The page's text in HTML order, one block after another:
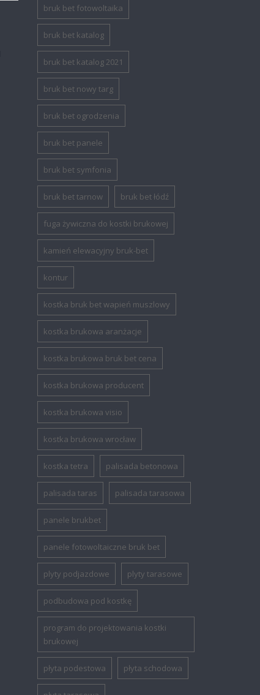
bruk bet fotowoltaika
bruk bet katalog
bruk bet katalog 2021
bruk bet nowy targ
bruk bet ogrodzenia
bruk bet panele
bruk bet symfonia
bruk bet tarnow bruk bet łódź
fuga żywiczna do kostki brukowej
kamień elewacyjny bruk-bet
kontur
kostka bruk bet wapień muszlowy
kostka brukowa aranżacje
kostka brukowa bruk bet cena
kostka brukowa producent
kostka brukowa visio
kostka brukowa wrocław
kostka tetra palisada betonowa
palisada taras palisada tarasowa
panele brukbet
panele fotowoltaiczne bruk bet
plyty podjazdowe plyty tarasowe
podbudowa pod kostkę
program do projektowania kostki
brukowej
płyta podestowa płyta schodowa